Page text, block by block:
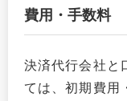
費用・手数料
決済代行会社と
ては、初期費用